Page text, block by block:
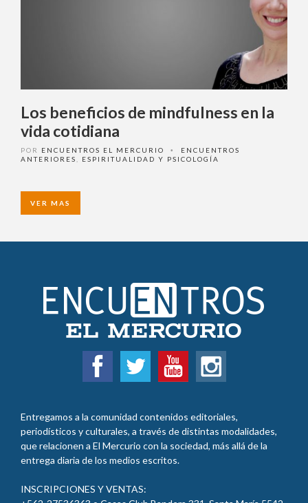
Los beneficios de mindfulness en la
vida cotidiana
POR ENCUENTROS EL MERCURIO •
ENCUENTROS
ANTERIORES
ESPIRITUALIDAD Y PSICOLOGÍA
VER MAS
Entregamos a la comunidad contenidos editoriales,
periodísticos y culturales, a través de distintas modalidades,
que relacionen a El Mercurio con la sociedad, más allá de la
entrega diaria de los medios escritos.
INSCRIPCIONES Y VENTAS: